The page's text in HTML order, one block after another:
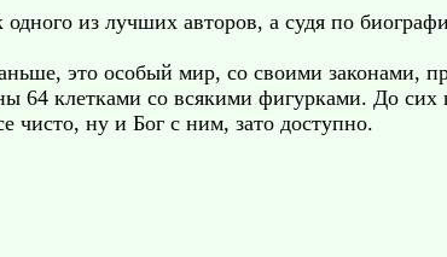
из лучших авторов, а судя по
это особый мир, со своими законами,
64 клетками со всякими фигурками. До
чисто, ну и Бог с ним, зато доступно.